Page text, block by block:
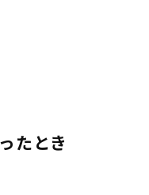
たとき